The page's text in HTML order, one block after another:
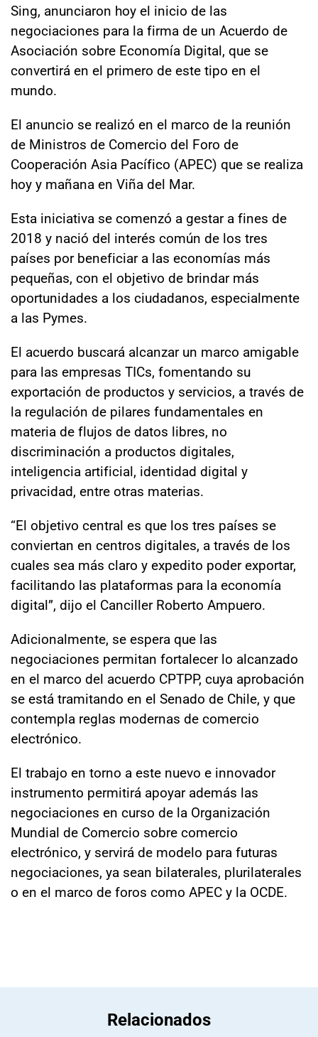
Sing, anunciaron hoy el inicio de las
negociaciones para la firma de un Acuerdo de
Asociación sobre Economía Digital, que se
convertirá en el primero de este tipo en el
mundo.
El anuncio se realizó en el marco de la reunión
de Ministros de Comercio del Foro de
Cooperación Asia Pacífico (APEC) que se realiza
hoy y mañana en Viña del Mar.
Esta iniciativa se comenzó a gestar a fines de
2018 y nació del interés común de los tres
países por beneficiar a las economías más
pequeñas, con el objetivo de brindar más
oportunidades a los ciudadanos, especialmente
a las Pymes.
El acuerdo buscará alcanzar un marco amigable
para las empresas TICs, fomentando su
exportación de productos y servicios, a través de
la regulación de pilares fundamentales en
materia de flujos de datos libres, no
discriminación a productos digitales,
inteligencia artificial, identidad digital y
privacidad, entre otras materias.
“El objetivo central es que los tres países se
conviertan en centros digitales, a través de los
cuales sea más claro y expedito poder exportar,
facilitando las plataformas para la economía
digital”, dijo el Canciller Roberto Ampuero.
Adicionalmente, se espera que las
negociaciones permitan fortalecer lo alcanzado
en el marco del acuerdo CPTPP, cuya aprobación
se está tramitando en el Senado de Chile, y que
contempla reglas modernas de comercio
electrónico.
El trabajo en torno a este nuevo e innovador
instrumento permitirá apoyar además las
negociaciones en curso de la Organización
Mundial de Comercio sobre comercio
electrónico, y servirá de modelo para futuras
negociaciones, ya sean bilaterales, plurilaterales
o en el marco de foros como APEC y la OCDE.
Relacionados